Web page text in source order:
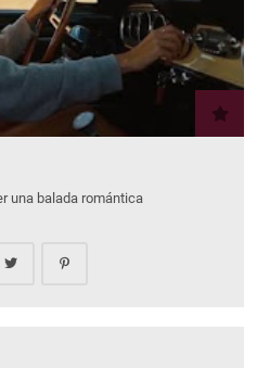
una balada romántica